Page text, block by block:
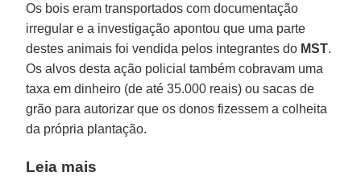
Os bois eram transportados com documentação
irregular e a investigação apontou que uma parte
destes animais foi vendida pelos integrantes do MST.
Os alvos desta ação policial também cobravam uma
taxa em dinheiro (de até 35.000 reais) ou sacas de
grão para autorizar que os donos fizessem a colheita
da própria plantação.
Leia mais